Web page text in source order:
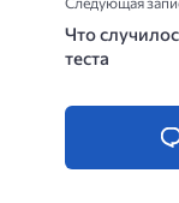
Что
теста